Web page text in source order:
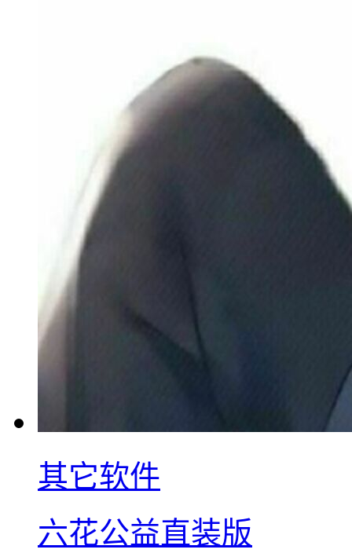
其它软件
六花公益直装版